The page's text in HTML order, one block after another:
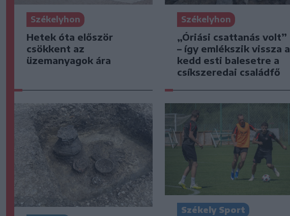
Székelyhon
Hetek óta először
csökkent az
üzemanyagok ára
Székelyhon
„Óriási csattanás volt”
– így emlékszik vissza a
kedd esti balesetre a
csíkszeredai családfő
Székely Sport